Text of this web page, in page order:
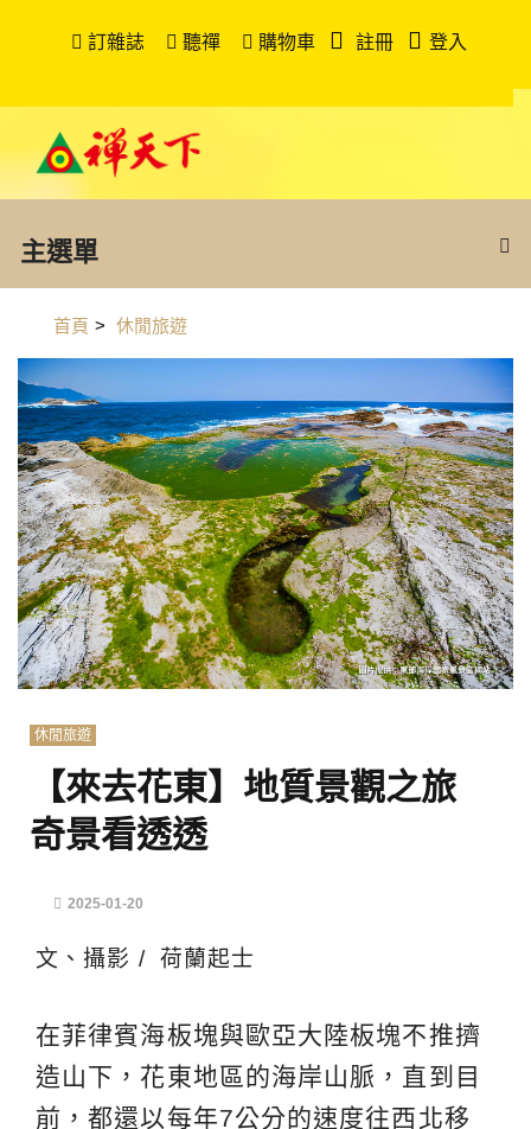
訂雜誌 聽禪 購物車 註冊 登入
主選單
首頁 > 休閒旅遊
休閒旅遊
【來去花東】地質景觀之旅
奇景看透透
2025-01-20
文、攝影 / 荷蘭起士
在菲律賓海板塊與歐亞大陸板塊不推擠
造山下，花東地區的海岸山脈，直到目
前，都還以每年7公分的速度往西北移